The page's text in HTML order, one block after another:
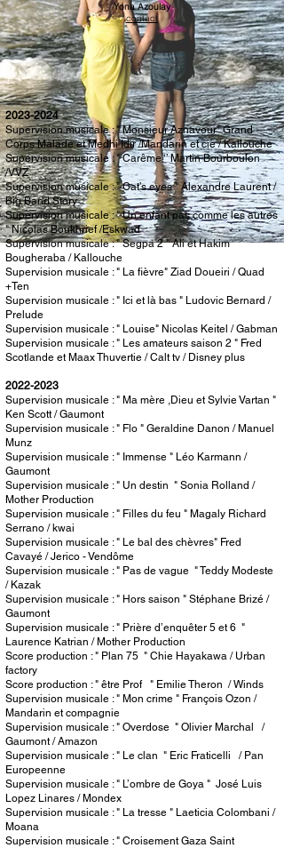
Yona Azoulay
contact
2023-2024
Supervision musicale : " Monsieur Aznavour" Grand
Corps Malade et Medhi Idir /Mandarin et cie / Kallouche
Supervision musicale : " Carême ‘’ Martin Bourboulon
/VVZ
Supervision musicale : " Cat’s eyes " Alexandre Laurent /
Big Band Story
Supervision musicale : " Un enfant pas comme les autres
" Nicolas Boukhrief /Eskwad
Supervision musicale : " Segpa 2 " Ali et Hakim
Bougheraba / Kallouche
Supervision musicale : " La fièvre" Ziad Doueiri / Quad
+Ten
Supervision musicale : " Ici et là bas " Ludovic Bernard /
Prelude
Supervision musicale : " Louise" Nicolas Keitel / Gabman
Supervision musicale : " Les amateurs saison 2 " Fred
Scotlande et Maax Thuvertie / Calt tv / Disney plus
2022-2023
Supervision musicale : " Ma mère ,Dieu et Sylvie Vartan "
Ken Scott / Gaumont
Supervision musicale : " Flo " Geraldine Danon / Manuel
Munz
Supervision musicale : " Immense " Léo Karmann /
Gaumont
Supervision musicale : " Un destin " Sonia Rolland /
Mother Production
Supervision musicale : " Filles du feu " Magaly Richard
Serrano / kwai
Supervision musicale : " Le bal des chèvres" Fred
Cavayé / Jerico - Vendôme
Supervision musicale : " Pas de vague " Teddy Modeste
/ Kazak
Supervision musicale : " Hors saison " Stéphane Brizé /
Gaumont
Supervision musicale : " Prière d’enquêter 5 et 6 "
Laurence Katrian / Mother Production
Score production : " Plan 75 " Chie Hayakawa / Urban
factory
Score production : " être Prof " Emilie Theron / Winds
Supervision musicale : " Mon crime " François Ozon /
Mandarin et compagnie
Supervision musicale : " Overdose " Olivier Marchal /
Gaumont / Amazon
Supervision musicale : " Le clan " Eric Fraticelli / Pan
Europeenne
Supervision musicale : " L’ombre de Goya " José Luis
Lopez Linares / Mondex
Supervision musicale : " La tresse " Laeticia Colombani /
Moana
Supervision musicale : " Croisement Gaza Saint